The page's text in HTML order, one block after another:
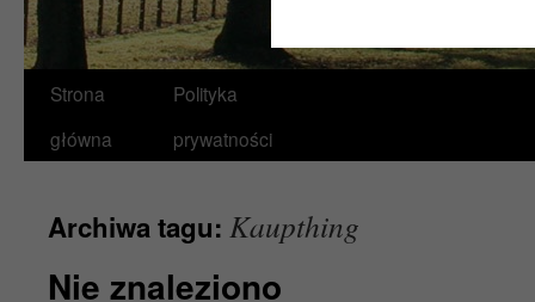
Przejdź
do
Strona
główna
Polityka
prywatności
Archiwa tagu: Kaupthing
Nie znaleziono